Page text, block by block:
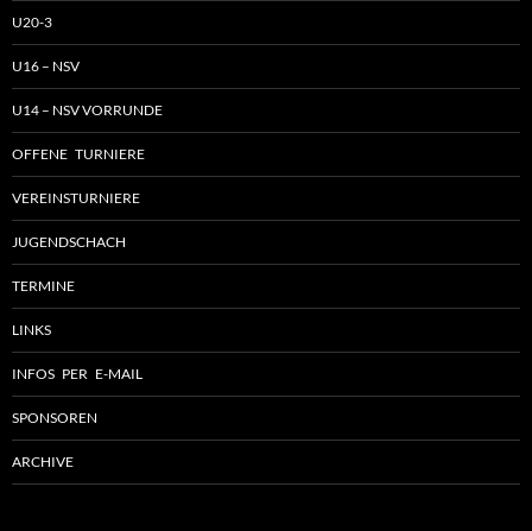
U20-3
U16 – NSV
U14 – NSV VORRUNDE
OFFENE TURNIERE
VEREINSTURNIERE
JUGENDSCHACH
TERMINE
LINKS
INFOS PER E-MAIL
SPONSOREN
ARCHIVE